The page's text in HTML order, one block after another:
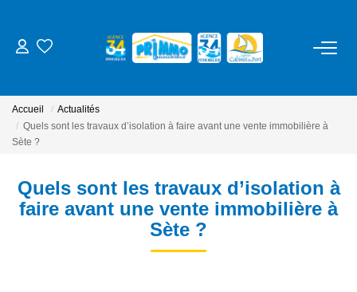
LOUER
NOS SERVICES
Accueil
Actualités
Quels sont les travaux d’isolation à faire avant une vente immobilière à
Sète ?
Quels sont les travaux d’isolation à
faire avant une vente immobilière à
Sète ?